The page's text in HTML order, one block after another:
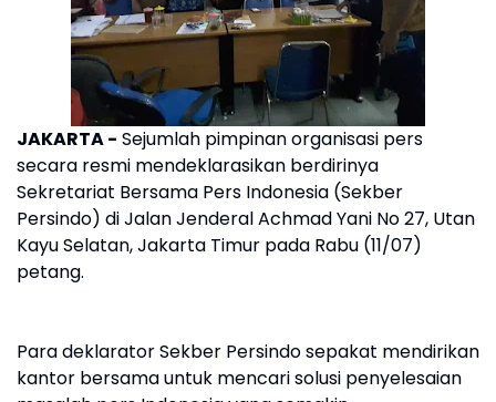
JAKARTA - Sejumlah pimpinan organisasi pers
secara resmi mendeklarasikan berdirinya
Sekretariat Bersama Pers Indonesia (Sekber
Persindo) di Jalan Jenderal Achmad Yani No 27, Utan
Kayu Selatan, Jakarta Timur pada Rabu (11/07)
petang.
Para deklarator Sekber Persindo sepakat mendirikan
kantor bersama untuk mencari solusi penyelesaian